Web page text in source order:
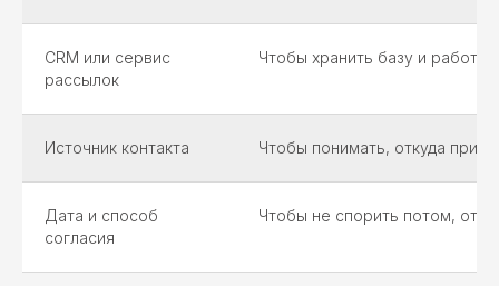
CRM или сервис
рассылок
Чтобы хранить базу и
Источник контакта Чтобы понимать, откуда
Дата и способ
согласия
Чтобы не спорить потом,